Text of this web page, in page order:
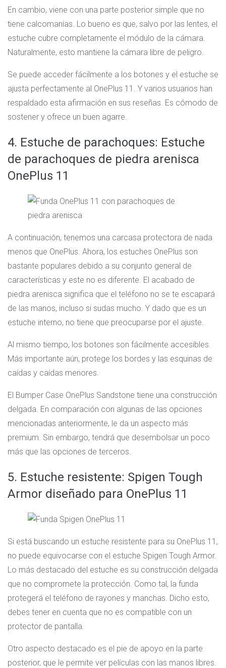
En cambio, viene con una parte posterior simple que no
tiene calcomanías. Lo bueno es que, salvo por las lentes, el
estuche cubre completamente el módulo de la cámara.
Naturalmente, esto mantiene la cámara libre de peligro.
Se puede acceder fácilmente a los botones y el estuche se
ajusta perfectamente al OnePlus 11. Y varios usuarios han
respaldado esta afirmación en sus reseñas. Es cómodo de
sostener y ofrece un buen agarre.
4. Estuche de parachoques: Estuche
de parachoques de piedra arenisca
OnePlus 11
A continuación, tenemos una carcasa protectora de nada
menos que OnePlus. Ahora, los estuches OnePlus son
bastante populares debido a su conjunto general de
características y este no es diferente. El acabado de
piedra arenisca significa que el teléfono no se te escapará
de las manos, incluso si sudas mucho. Y dado que es un
estuche interno, no tiene que preocuparse por el ajuste.
Al mismo tiempo, los botones son fácilmente accesibles.
Más importante aún, protege los bordes y las esquinas de
caídas y caídas menores.
El Bumper Case OnePlus Sandstone tiene una construcción
delgada. En comparación con algunas de las opciones
mencionadas anteriormente, le da un aspecto más
premium. Sin embargo, tendrá que desembolsar un poco
más que las opciones de terceros.
5. Estuche resistente: Spigen Tough
Armor diseñado para OnePlus 11
Si está buscando un estuche resistente para su OnePlus 11,
no puede equivocarse con el estuche Spigen Tough Armor.
Lo más destacado del estuche es su construcción delgada
que no compromete la protección. Como tal, la funda
protegerá el teléfono de rayones y manchas. Dicho esto,
debes tener en cuenta que no es compatible con un
protector de pantalla.
Otro aspecto destacado es el pie de apoyo en la parte
posterior, que le permite ver películas con las manos libres.